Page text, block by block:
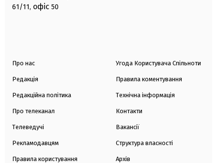
61/11, офіс 50
Про нас
Редакція
Редакційна політика
Про телеканал
Телеведучі
Рекламодавцям
Правила користування
Угода Користувача Спільноти
Правила коментування
Технічна інформація
Контакти
Вакансії
Структура власності
Архів